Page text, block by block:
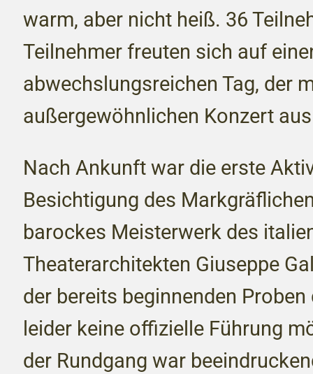
warm, aber nicht heiß. 36
Teilnehmer freuten sich auf
abwechslungsreichen Tag, der
außergewöhnlichen Konzert
Nach Ankunft war die erste
Besichtigung des
barockes Meisterwerk des
Theaterarchitekten Giuseppe
der bereits beginnenden
leider keine offizielle Führung
der Rundgang war